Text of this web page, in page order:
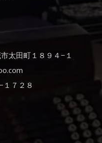
太田町１８９４−１
１７２８